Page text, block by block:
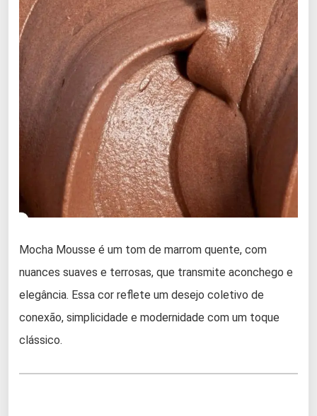
Mocha Mousse é um tom de marrom quente, com
nuances suaves e terrosas, que transmite aconchego e
elegância. Essa cor reflete um desejo coletivo de
conexão, simplicidade e modernidade com um toque
clássico.